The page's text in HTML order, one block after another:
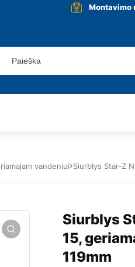
Montavimo
vandeniui Siurblys Star-Z
Siurblys
15,
119mm